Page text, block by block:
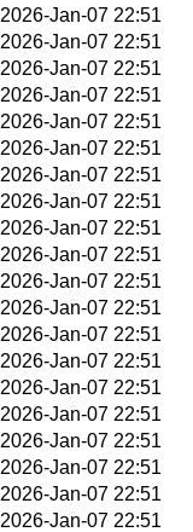
2026-Jan-07 22:51
2026-Jan-07 22:51
2026-Jan-07 22:51
2026-Jan-07 22:51
2026-Jan-07 22:51
2026-Jan-07 22:51
2026-Jan-07 22:51
2026-Jan-07 22:51
2026-Jan-07 22:51
2026-Jan-07 22:51
2026-Jan-07 22:51
2026-Jan-07 22:51
2026-Jan-07 22:51
2026-Jan-07 22:51
2026-Jan-07 22:51
2026-Jan-07 22:51
2026-Jan-07 22:51
2026-Jan-07 22:51
2026-Jan-07 22:51
2026-Jan-07 22:51